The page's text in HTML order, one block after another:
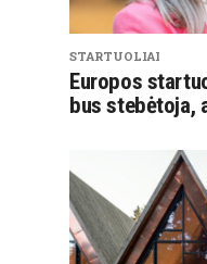
STARTUOLIAI
Europos
bus stebėtoja,